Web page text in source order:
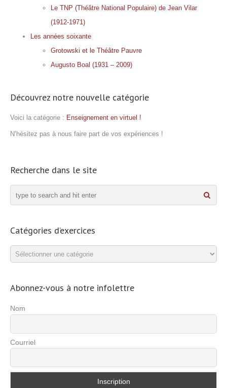
Le TNP (Théâtre National Populaire) de Jean Vilar
(1912-1971)
Les années soixante
Grotowski et le Théâtre Pauvre
Augusto Boal (1931 – 2009)
Découvrez notre nouvelle catégorie
Voici la catégorie : Enseignement en virtuel !
N’hésitez pas à nous faire part de vos expériences !
Recherche dans le site
Catégories d’exercices
Catégories
d’exercices
Abonnez-vous à notre infolettre
Nom
Courriel